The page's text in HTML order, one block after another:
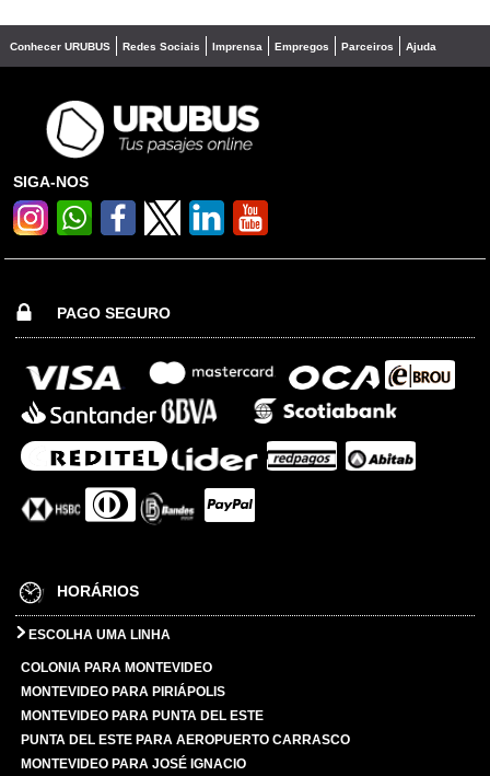
Conhecer URUBUS Redes Sociais Imprensa Empregos Parceiros Ajuda
SIGA-NOS
PAGO SEGURO
HORÁRIOS
ESCOLHA UMA LINHA
COLONIA PARA MONTEVIDEO
MONTEVIDEO PARA PIRIÁPOLIS
MONTEVIDEO PARA PUNTA DEL ESTE
PUNTA DEL ESTE PARA AEROPUERTO CARRASCO
MONTEVIDEO PARA JOSÉ IGNACIO